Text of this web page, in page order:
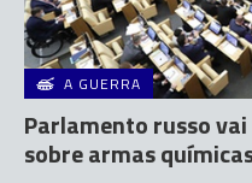
A GUERRA
Parlamento russo
sobre armas